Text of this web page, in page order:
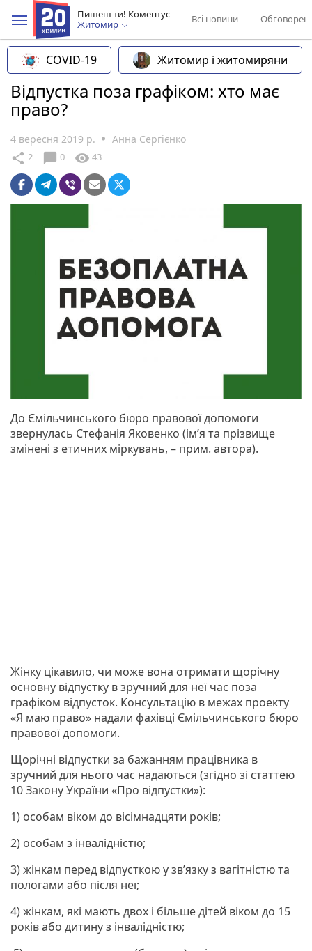
Пишеш ти! Коментує
Житомир
Всі новини
COVID-19 Житомир і житомиряни
Відпустка поза графіком: хто має
право?
4 вересня 2019 р. Анна Сергієнко
share 2 chat_bubble 0 visibility 43
До Ємільчинського бюро правової допомоги
звернулась Стефанія Яковенко (ім’я та прізвище
змінені з етичних міркувань, – прим. автора).
Жінку цікавило, чи може вона отримати щорічну
основну відпустку в зручний для неї час поза
графіком відпусток. Консультацію в межах проекту
«Я маю право» надали фахівці Ємільчинського бюро
правової допомоги.
Щорічні відпустки за бажанням працівника в
зручний для нього час надаються (згідно зі статтею
10 Закону України «Про відпустки»):
1) особам віком до вісімнадцяти років;
2) особам з інвалідністю;
3) жінкам перед відпусткою у зв’язку з вагітністю та
пологами або після неї;
4) жінкам, які мають двох і більше дітей віком до 15
років або дитину з інвалідністю;